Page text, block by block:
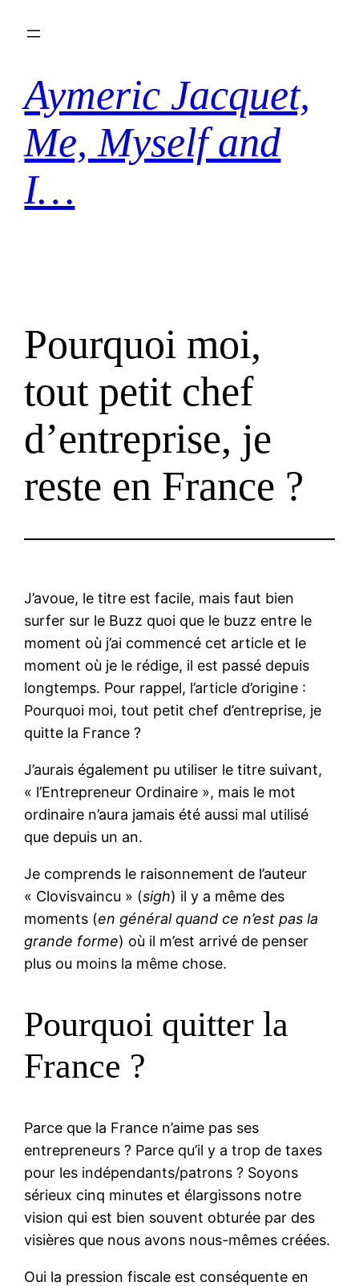
Aymeric Jacquet,
Me, Myself and
I…
Pourquoi moi,
tout petit chef
d’entreprise, je
reste en France ?
J’avoue, le titre est facile, mais faut bien
surfer sur le Buzz quoi que le buzz entre le
moment où j’ai commencé cet article et le
moment où je le rédige, il est passé depuis
longtemps. Pour rappel, l’article d’origine :
Pourquoi moi, tout petit chef d’entreprise, je
quitte la France ?
J’aurais également pu utiliser le titre suivant,
« l’Entrepreneur Ordinaire », mais le mot
ordinaire n’aura jamais été aussi mal utilisé
que depuis un an.
Je comprends le raisonnement de l’auteur
« Clovisvaincu » (sigh) il y a même des
moments (en général quand ce n’est pas la
grande forme) où il m’est arrivé de penser
plus ou moins la même chose.
Pourquoi quitter la
France ?
Parce que la France n’aime pas ses
entrepreneurs ? Parce qu’il y a trop de taxes
pour les indépendants/patrons ? Soyons
sérieux cinq minutes et élargissons notre
vision qui est bien souvent obturée par des
visières que nous avons nous-mêmes créées.
Oui la pression fiscale est conséquente en